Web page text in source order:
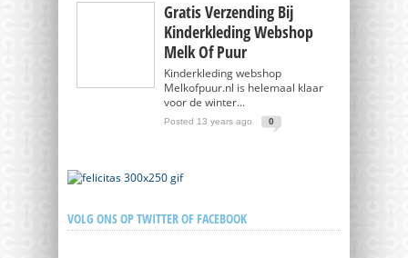
Gratis Verzending Bij
Kinderkleding Webshop
Melk Of Puur
Kinderkleding webshop
Melkofpuur.nl is helemaal klaar
voor de winter...
Posted 13 years ago 0
VOLG ONS OP TWITTER OF FACEBOOK